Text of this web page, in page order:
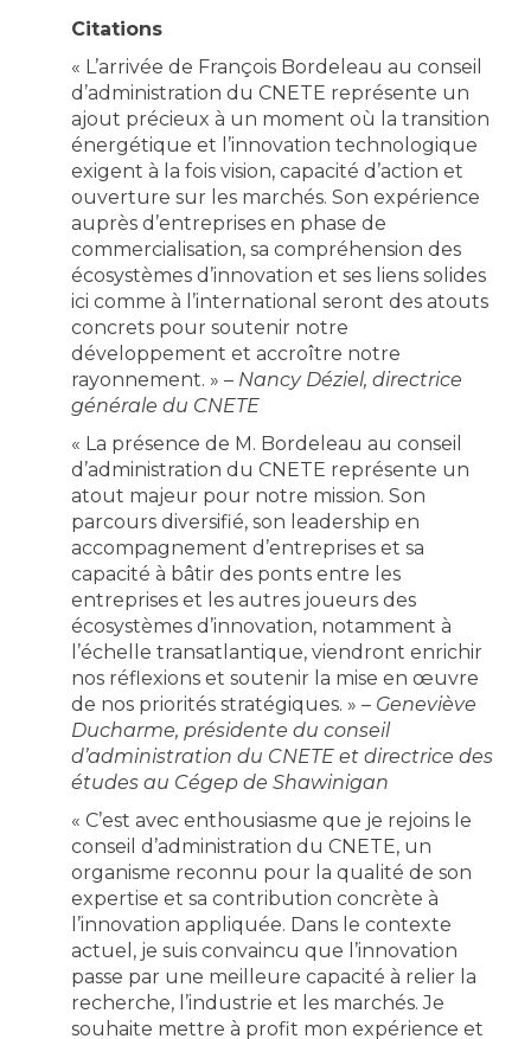
Citations
« L’arrivée de François Bordeleau au conseil
d’administration du CNETE représente un
ajout précieux à un moment où la transition
énergétique et l’innovation technologique
exigent à la fois vision, capacité d’action et
ouverture sur les marchés. Son expérience
auprès d’entreprises en phase de
commercialisation, sa compréhension des
écosystèmes d’innovation et ses liens solides
ici comme à l’international seront des atouts
concrets pour soutenir notre
développement et accroître notre
rayonnement. » – Nancy Déziel, directrice
générale du CNETE
« La présence de M. Bordeleau au conseil
d’administration du CNETE représente un
atout majeur pour notre mission. Son
parcours diversifié, son leadership en
accompagnement d’entreprises et sa
capacité à bâtir des ponts entre les
entreprises et les autres joueurs des
écosystèmes d’innovation, notamment à
l’échelle transatlantique, viendront enrichir
nos réflexions et soutenir la mise en œuvre
de nos priorités stratégiques. » – Geneviève
Ducharme, présidente du conseil
d’administration du CNETE et directrice des
études au Cégep de Shawinigan
« C’est avec enthousiasme que je rejoins le
conseil d’administration du CNETE, un
organisme reconnu pour la qualité de son
expertise et sa contribution concrète à
l’innovation appliquée. Dans le contexte
actuel, je suis convaincu que l’innovation
passe par une meilleure capacité à relier la
recherche, l’industrie et les marchés. Je
souhaite mettre à profit mon expérience et